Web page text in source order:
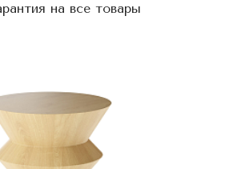
на все товары